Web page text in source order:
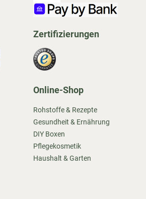
Zertifizierungen
Online-Shop
Rohstoffe & Rezepte
Gesundheit & Ernährung
DIY Boxen
Pflegekosmetik
Haushalt & Garten